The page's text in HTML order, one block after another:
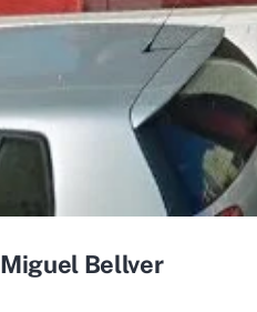
Bellver